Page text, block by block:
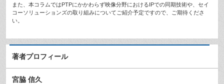
また、本コラムではPTPにかかわらず映像分野におけるIPでの同期技術や、セイ
コーソリューションズの取り組みについてご紹介予定ですので、ご期待くださ
い。
著者プロフィール
宮脇 信久